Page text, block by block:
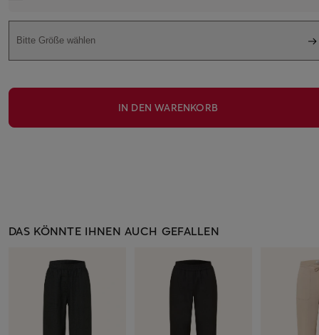
Bitte Größe wählen
IN DEN WARENKORB
DAS KÖNNTE IHNEN AUCH GEFALLEN